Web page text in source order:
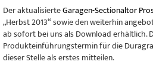
Der aktualisierteGaragen-Sectionaltor
„Herbst 2013“ sowie den weiterhin
ab sofort bei uns als Download erhältlich.
Produkteinführungstermin für die
dieser Stelle als erstes mitteilen.